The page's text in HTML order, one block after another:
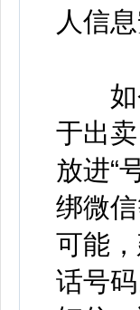
人信
如今
于出
放进“
绑微
可能
话号